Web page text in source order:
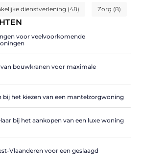
dienstverlening (48) Zorg (8)
voor veelvoorkomende
bouwkranen voor maximale
bij het kiezen van een mantelzorgwoning
bij het aankopen van een luxe woning
Vlaanderen voor een geslaagd